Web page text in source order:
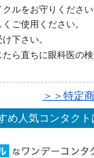
ルをお守りください
ご使用ください。
下さい。
ら直ちに眼科医の
＞＞特定
め人気コンタクト